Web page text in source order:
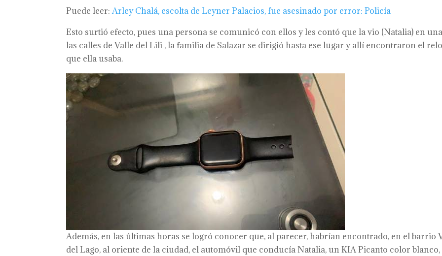
Puede leer: Arley Chalá, escolta de Leyner Palacios, fue asesinado por error: Policía
Esto surtió efecto, pues una persona se comunicó con ellos y les contó que la vio (Natalia) en
las calles de Valle del Lili , la familia de Salazar se dirigió hasta ese lugar y allí encontraron el
que ella usaba.
Además, en las últimas horas se logró conocer que, al parecer, habrían encontrado, en el barrio
del Lago, al oriente de la ciudad, el automóvil que conducía Natalia, un KIA Picanto color blanco,